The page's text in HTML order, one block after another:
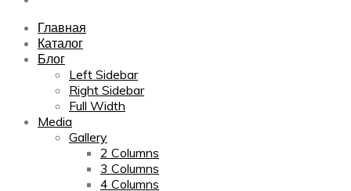
Главная
Каталог
Блог
Left Sidebar
Right Sidebar
Full Width
Media
Gallery
2 Columns
3 Columns
4 Columns